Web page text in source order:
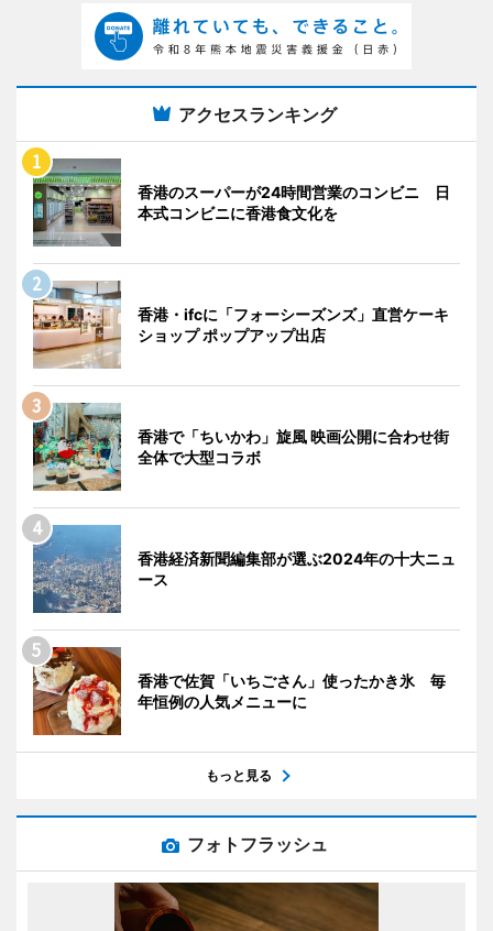
アクセスランキング
香港のスーパーが24時間営業のコンビニ 日
本式コンビニに香港食文化を
香港・ifcに「フォーシーズンズ」直営ケーキ
ショップ ポップアップ出店
香港で「ちいかわ」旋風 映画公開に合わせ街
全体で大型コラボ
香港経済新聞編集部が選ぶ2024年の十大ニュ
ース
香港で佐賀「いちごさん」使ったかき氷 毎
年恒例の人気メニューに
もっと見る
フォトフラッシュ